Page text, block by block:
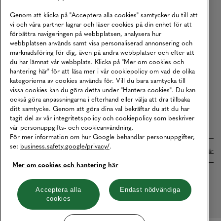
Köpvillkor
Karriär
Vårt Ansvar
Våra Tjänster
Press
Studentrabatt
B2B
Tillgänglighetsredogörelse
Betalningar online sköts i samarbete med Klarna. Läs mer här
Cookies Integritetspolicy
Hantera cookies
Genom att klicka på "Acceptera alla cookies" samtycker du till att
vi och våra partner lagrar och läser cookies på din enhet för att
förbättra navigeringen på webbplatsen, analysera hur
webbplatsen används samt visa personaliserad annonsering och
marknadsföring för dig, även på andra webbplatser och efter att
du har lämnat vår webbplats. Klicka på "Mer om cookies och
hantering här" för att läsa mer i vår cookiepolicy om vad de olika
kategorierna av cookies används för. Vill du bara samtycka till
vissa cookies kan du göra detta under "Hantera cookies". Du kan
också göra anpassningarna i efterhand eller välja att dra tillbaka
ditt samtycke. Genom att göra dina val bekräftar du att du har
tagit del av vår integritetspolicy och cookiepolicy som beskriver
vår personuppgifts- och cookieanvändning.
För mer information om hur Google behandlar personuppgifter,
se: business.safety.google/privacy/.
Mer om cookies och hantering här
Acceptera alla
cookies
Endast nödvändiga